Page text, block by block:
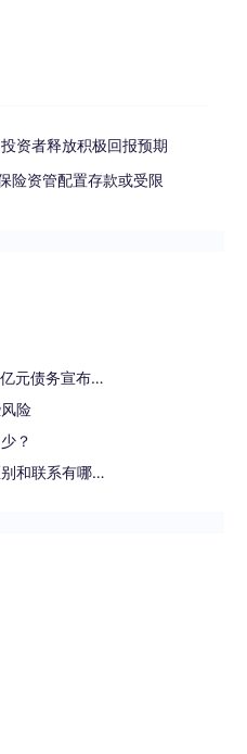
资者释放积极回报预期
险资管配置存款或受限
贵州遵义最大城投逾155亿元债务宣布重组
险
？
银行汇票和银行本票的区别和联系有哪些（一文读懂支票、本票和汇票的区别）